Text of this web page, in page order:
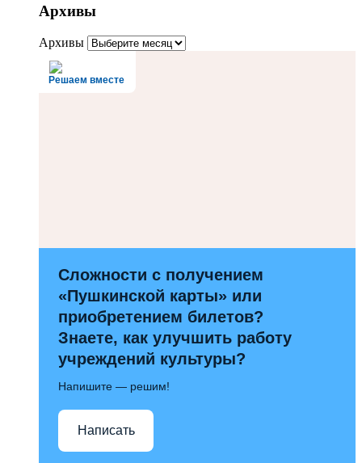
Архивы
Архивы
Решаем вместе
Сложности с получением
«Пушкинской карты» или
приобретением билетов?
Знаете, как улучшить работу
учреждений культуры?
Напишите — решим!
Написать